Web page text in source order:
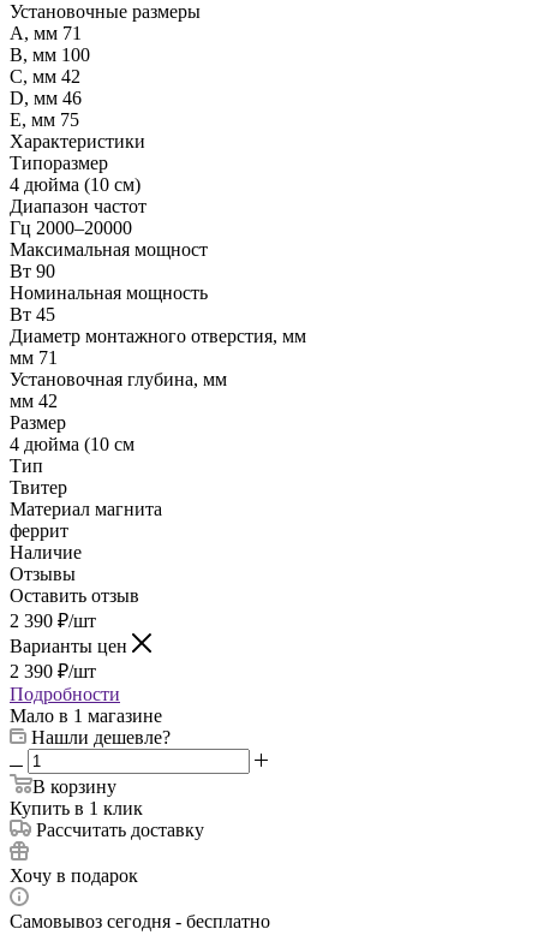
Установочные размеры
A, мм 71
B, мм 100
C, мм 42
D, мм 46
E, мм 75
Характеристики
Типоразмер
4 дюйма (10 см)
Диапазон частот
Гц 2000–20000
Максимальная мощност
Вт 90
Номинальная мощность
Вт 45
Диаметр монтажного отверстия, мм
мм 71
Установочная глубина, мм
мм 42
Размер
4 дюйма (10 см
Тип
Твитер
Материал магнита
феррит
Наличие
Отзывы
Оставить отзыв
2 390 ₽/шт
Варианты цен
2 390 ₽/шт
Подробности
Мало в 1 магазине
Нашли дешевле?
В корзину
Купить в 1 клик
Рассчитать доставку
Хочу в подарок
Самовывоз сегодня - бесплатно